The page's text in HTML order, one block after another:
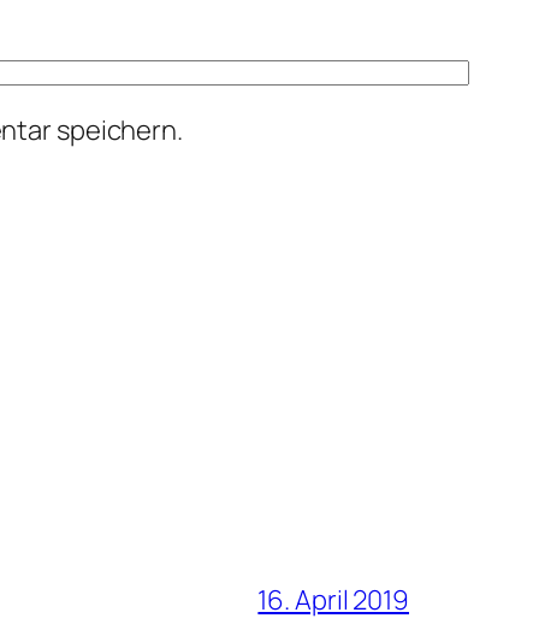
speichern.
16. April 2019